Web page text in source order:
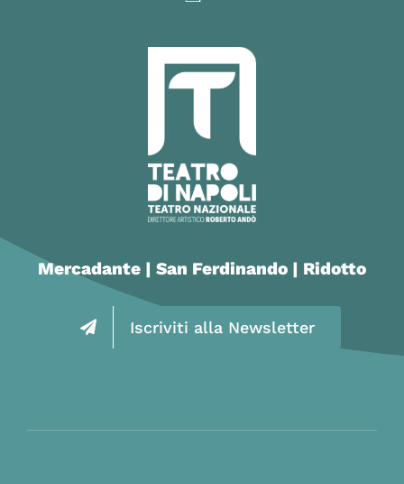
Mercadante | San Ferdinando | Ridotto
Iscriviti alla Newsletter